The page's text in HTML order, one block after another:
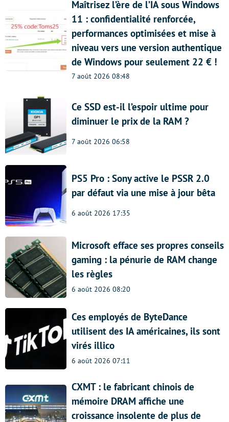
Maîtrisez l’ère de l’IA sous Windows
11 : confidentialité renforcée,
performances optimisées et mise à
niveau vers une version authentique
de Windows pour seulement 22 € !
7 août 2026 08:48
Ce SSD est-il l’espoir ultime pour
diminuer le prix de la RAM ?
7 août 2026 06:58
PS5 Pro : Sony active le PSSR 2.0
par défaut via une mise à jour bêta
6 août 2026 17:35
Microsoft efface ses propres conseils
gaming : la pénurie de RAM change
les règles
6 août 2026 08:20
Ces employés de ByteDance
utilisent des IA américaines, ils sont
virés illico
6 août 2026 07:11
CXMT : le fabricant chinois de
mémoire DRAM affiche une
croissance insolente de plus de